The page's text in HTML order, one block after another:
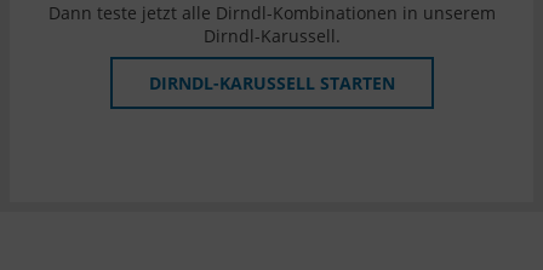
Dann teste jetzt alle Dirndl-Kombinationen in unserem
Dirndl-Karussell.
DIRNDL-KARUSSELL STARTEN